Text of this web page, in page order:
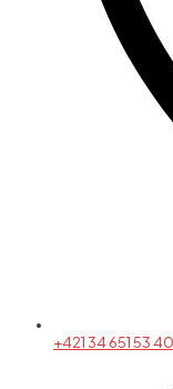
+421 34 651 53